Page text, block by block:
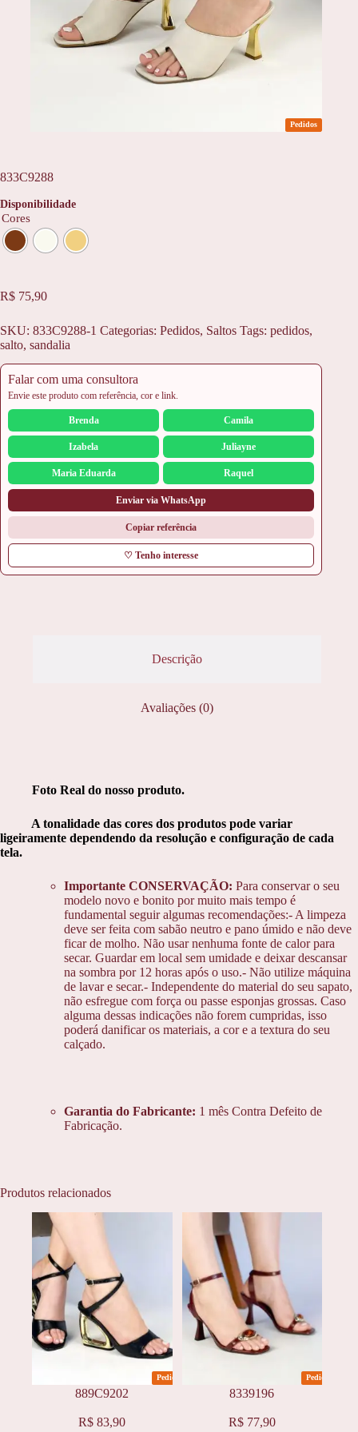
Pedidos
833C9288
Disponibilidade
Cores
R$ 75,90
SKU: 833C9288-1 Categorias: Pedidos, Saltos Tags: pedidos,
salto, sandalia
Falar com uma consultora
Envie este produto com referência, cor e link.
Brenda Camila
Izabela Juliayne
Maria Eduarda Raquel
Enviar via WhatsApp
Copiar referência
♡ Tenho interesse
Descrição
Avaliações (0)
Foto Real do nosso produto.
A tonalidade das cores dos produtos pode variar
ligeiramente dependendo da resolução e configuração de cada
tela.
Importante CONSERVAÇÃO: Para conservar o seu
modelo novo e bonito por muito mais tempo é
fundamental seguir algumas recomendações:- A limpeza
deve ser feita com sabão neutro e pano úmido e não deve
ficar de molho. Não usar nenhuma fonte de calor para
secar. Guardar em local sem umidade e deixar descansar
na sombra por 12 horas após o uso.- Não utilize máquina
de lavar e secar.- Independente do material do seu sapato,
não esfregue com força ou passe esponjas grossas. Caso
alguma dessas indicações não forem cumpridas, isso
poderá danificar os materiais, a cor e a textura do seu
calçado.
Garantia do Fabricante: 1 mês Contra Defeito de
Fabricação.
Produtos relacionados
Pedidos
889C9202
R$ 83,90
Pedidos
8339196
R$77,90